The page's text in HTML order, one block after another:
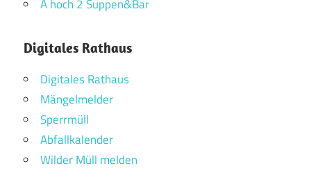
A hoch 2 Suppen&Bar
Digitales Rathaus
Digitales Rathaus
Mängelmelder
Sperrmüll
Abfallkalender
Wilder Müll melden